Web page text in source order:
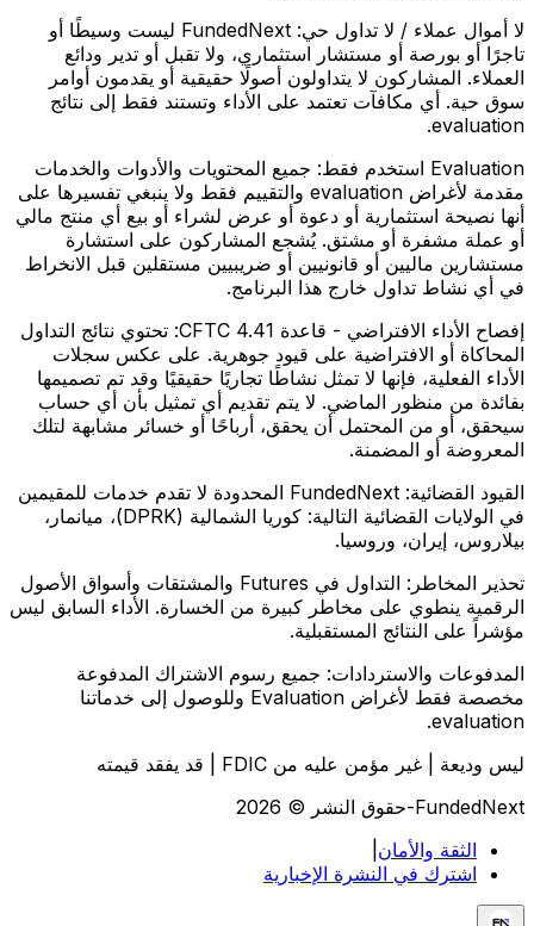
لا أموال عملاء / لا تداول حي:
FundedNext ليست وسيطًا أو
تاجرًا أو بورصة أو مستشار استثماري، ولا تقبل أو تدير ودائع
العملاء. المشاركون لا يتداولون أصولًا حقيقية أو يقدمون أوامر
سوق حية. أي مكافآت تعتمد على الأداء وتستند فقط إلى نتائج
evaluation.
Evaluation استخدم فقط:
جميع المحتويات والأدوات والخدمات
مقدمة لأغراض evaluation والتقييم فقط ولا ينبغي تفسيرها على
أنها نصيحة استثمارية أو دعوة أو عرض لشراء أو بيع أي منتج مالي
أو عملة مشفرة أو مشتق. يُشجع المشاركون على استشارة
مستشارين ماليين أو قانونيين أو ضريبيين مستقلين قبل الانخراط
في أي نشاط تداول خارج هذا البرنامج.
إفصاح الأداء الافتراضي - قاعدة CFTC 4.41:
تحتوي نتائج التداول
المحاكاة أو الافتراضية على قيود جوهرية. على عكس سجلات
الأداء الفعلية، فإنها لا تمثل نشاطًا تجاريًا حقيقيًا وقد تم تصميمها
بفائدة من منظور الماضي. لا يتم تقديم أي تمثيل بأن أي حساب
سيحقق، أو من المحتمل أن يحقق، أرباحًا أو خسائر مشابهة لتلك
المعروضة أو المضمنة.
القيود القضائية:
FundedNext المحدودة لا تقدم خدمات للمقيمين
في الولايات القضائية التالية: كوريا الشمالية (DPRK)، ميانمار،
بيلاروس، إيران، وروسيا.
تحذير المخاطر:
التداول في Futures والمشتقات وأسواق الأصول
الرقمية ينطوي على مخاطر كبيرة من الخسارة. الأداء السابق ليس
مؤشراً على النتائج المستقبلية.
المدفوعات والاستردادات: جميع رسوم الاشتراك المدفوعة
مخصصة فقط لأغراض Evaluation وللوصول إلى خدماتنا
evaluation.
ليس وديعة | غير مؤمن عليه من FDIC | قد يفقد قيمته
FundedNext-حقوق النشر © 2026
الثقة والأمان
اشترك في النشرة الإخبارية